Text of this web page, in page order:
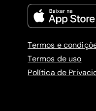
Termos e
Termos de uso
Política de